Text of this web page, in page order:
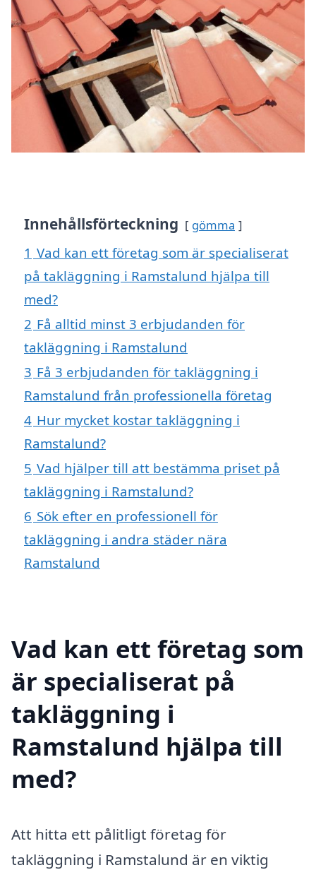
Innehållsförteckning gömma
1 Vad kan ett företag som är specialiserat
på takläggning i Ramstalund hjälpa till
med?
2 Få alltid minst 3 erbjudanden för
takläggning i Ramstalund
3 Få 3 erbjudanden för takläggning i
Ramstalund från professionella företag
4 Hur mycket kostar takläggning i
Ramstalund?
5 Vad hjälper till att bestämma priset på
takläggning i Ramstalund?
6 Sök efter en professionell för
takläggning i andra städer nära
Ramstalund
Vad kan ett företag som
är specialiserat på
takläggning i
Ramstalund hjälpa till
med?
Att hitta ett pålitligt företag för
takläggning i Ramstalund är en viktig